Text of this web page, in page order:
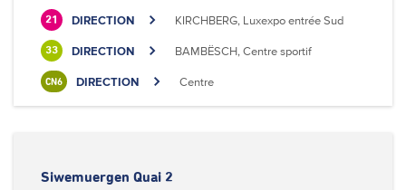
21 DIRECTION KIRCHBERG, Luxexpo entrée Sud
33 DIRECTION BAMBËSCH, Centre sportif
CN6 DIRECTION Centre
Siwemuergen Quai 2